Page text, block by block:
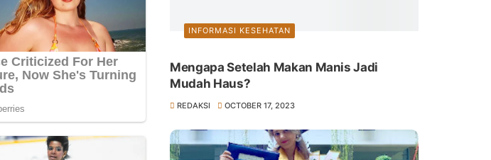
INFORMASI KESEHATAN
Mengapa Setelah Makan Manis Jadi
Mudah Haus?
REDAKSI OCTOBER 17, 2023